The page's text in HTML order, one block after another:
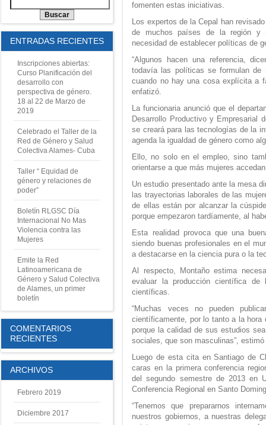
fomenten estas iniciativas.
Los expertos de la Cepal han
de muchos países de la región y
necesidad de establecer políticas de
“Algunos hacen una referencia,
todavía las políticas se formulan de
cuando no hay una cosa explícita a
enfatizó.
La funcionaria anunció que el
Desarrollo Productivo y Empresarial
se creará para las tecnologías de la
agenda la igualdad de género como
Ello, no solo en el empleo, sino
orientarse a que más mujeres
Un estudio presentado ante la mesa
las trayectorias laborales de las
de ellas están por alcanzar la
porque empezaron tardíamente, al
Esta realidad provoca que una
siendo buenas profesionales en el
a destacarse en la ciencia pura o la
Al respecto, Montaño estima
evaluar la producción científica
científicas.
“Muchas veces no pueden
científicamente, por lo tanto a la hora
porque la calidad de sus estudios
sociales, que son masculinas”,
Luego de esta cita en Santiago de
caras en la primera conferencia
del segundo semestre de 2013 en
Conferencia Regional en Santo
“Tenemos que prepararnos
nuestros gobiernos, a nuestras
ENTRADAS RECIENTES
Inscripciones abiertas:
Curso Planificación del
desarrollo con
perspectiva de género.
18 al 22 de Marzo de
2019
Celebrado el Taller de la
Red de Género y Salud
Colectiva Alames- Cuba
Taller “ Equidad de
género y relaciones de
poder”
Boletín RLGSC Día
Internacional No Mas
Violencia contra las
Mujeres
Emite la Red
Latinoamericana de
Género y Salud Colectiva
de Alames, un primer
boletín
COMENTARIOS
RECIENTES
ARCHIVOS
Febrero 2019
Diciembre 2017